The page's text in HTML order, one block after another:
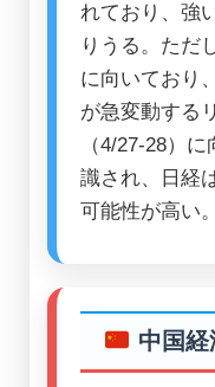
れており、強
りうる。ただ
に向いており
が急変動する
（4/27-28）
識され、日経
可能性が高い。
中国